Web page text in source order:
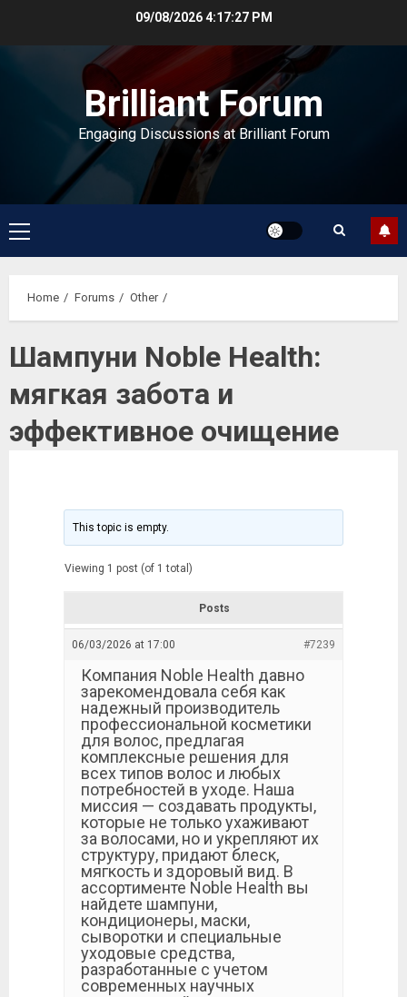
09/08/20264:17:28 PM
Brilliant Forum
Engaging Discussions at Brilliant Forum
Primary
Menu
Home Forums Other
Шампуни Noble Health:
мягкая забота и
эффективное очищение
This topic is empty.
Viewing 1 post (of 1 total)
Posts
06/03/2026 at 17:00 #7239
Компания Noble Health давно
зарекомендовала себя как
надежный производитель
профессиональной косметики
для волос, предлагая
комплексные решения для
всех типов волос и любых
потребностей в уходе. Наша
миссия — создавать продукты,
которые не только ухаживают
за волосами, но и укрепляют их
структуру, придают блеск,
мягкость и здоровый вид. В
ассортименте Noble Health вы
найдете шампуни,
кондиционеры, маски,
сыворотки и специальные
уходовые средства,
разработанные с учетом
современных научных